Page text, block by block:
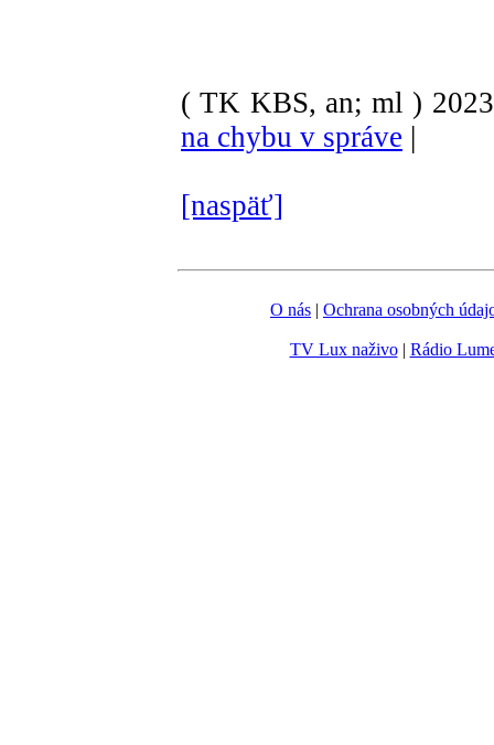
( TK KBS, an; ml )
na chybu v správe |
[naspäť]
O nás | Ochrana osobných
TV Lux naživo| Rádio